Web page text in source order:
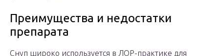
Преимущества и недостатки
препарата
Снуп широко используется в ЛОР-практике для